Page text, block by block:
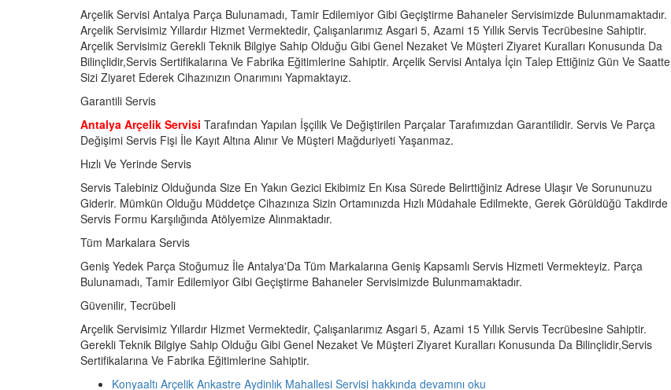
Arçelik Servisi Antalya Parça Bulunamadı, Tamir Edilemiyor Gibi Geçiştirme Bahaneler Servisimizde Bulunmamaktadır.
Arçelik Servisimiz Yıllardır Hizmet Vermektedir, Çalışanlarımız Asgari 5, Azami 15 Yıllık Servis Tecrübesine Sahiptir.
Arçelik Servisimiz Gerekli Teknik Bilgiye Sahip Olduğu Gibi Genel Nezaket Ve Müşteri Ziyaret Kuralları Konusunda Da
Bilinçlidir,Servis Sertifikalarına Ve Fabrika Eğitimlerine Sahiptir. Arçelik Servisi Antalya İçin Talep Ettiğiniz Gün Ve Saatte
Sizi Ziyaret Ederek Cihazınızın Onarımını Yapmaktayız.
Garantili Servis
Antalya Arçelik Servisi Tarafından Yapılan İşçilik Ve Değiştirilen Parçalar Tarafımızdan Garantilidir. Servis Ve Parça
Değişimi Servis Fişi İle Kayıt Altına Alınır Ve Müşteri Mağduriyeti Yaşanmaz.
Hızlı Ve Yerinde Servis
Servis Talebiniz Olduğunda Size En Yakın Gezici Ekibimiz En Kısa Sürede Belirttiğiniz Adrese Ulaşır Ve Sorununuzu
Giderir. Mümkün Olduğu Müddetçe Cihazınıza Sizin Ortamınızda Hızlı Müdahale Edilmekte, Gerek Görüldüğü Takdirde
Servis Formu Karşılığında Atölyemize Alınmaktadır.
Tüm Markalara Servis
Geniş Yedek Parça Stoğumuz İle Antalya'Da Tüm Markalarına Geniş Kapsamlı Servis Hizmeti Vermekteyiz. Parça
Bulunamadı, Tamir Edilemiyor Gibi Geçiştirme Bahaneler Servisimizde Bulunmamaktadır.
Güvenilir, Tecrübeli
Arçelik Servisimiz Yıllardır Hizmet Vermektedir, Çalışanlarımız Asgari 5, Azami 15 Yıllık Servis Tecrübesine Sahiptir.
Gerekli Teknik Bilgiye Sahip Olduğu Gibi Genel Nezaket Ve Müşteri Ziyaret Kuralları Konusunda Da Bilinçlidir,Servis
Sertifikalarına Ve Fabrika Eğitimlerine Sahiptir.
Konyaaltı Arçelik Ankastre Aydinlık Mahallesi Servisi hakkında devamını oku